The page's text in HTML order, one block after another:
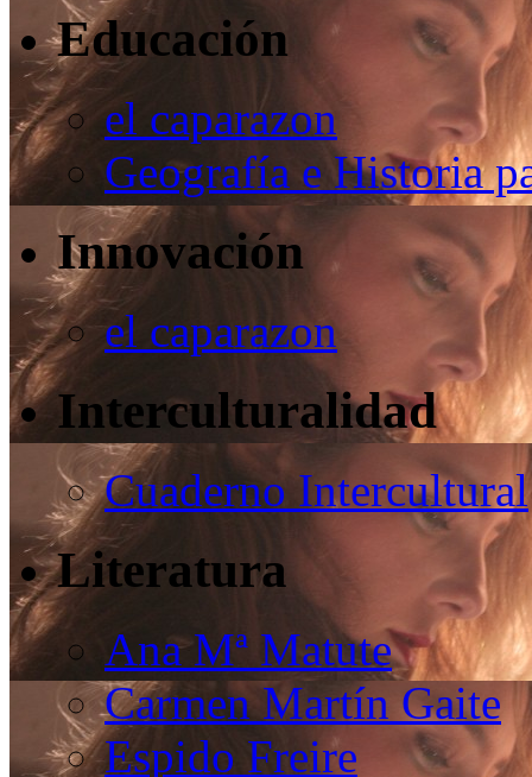
Educación
el caparazon
Geografía e Historia
Innovación
el caparazon
Interculturalidad
Cuaderno Intercultural
Literatura
Ana Mª Matute
Carmen Martín Gaite
Espido Freire